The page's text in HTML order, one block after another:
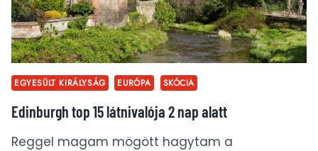
EGYESÜLT KIRÁLYSÁG EURÓPA SKÓCIA
Edinburgh top 15 látnivalója 2 nap alatt
Reggel magam mögött hagytam a